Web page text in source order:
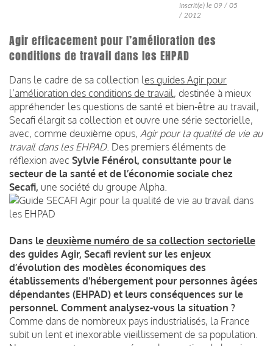
Inscrit(e) le 09 / 05
/ 2012
Agir efficacement pour l’amélioration des
conditions de travail dans les EHPAD
Dans le cadre de sa collection les guides Agir pour
l’amélioration des conditions de travail, destinée à mieux
appréhender les questions de santé et bien-être au travail,
Secafi élargit sa collection et ouvre une série sectorielle,
avec, comme deuxième opus, Agir pour la qualité de vie au
travail dans les EHPAD. Des premiers éléments de
réflexion avec Sylvie Fénérol, consultante pour le
secteur de la santé et de l’économie sociale chez
Secafi, une société du groupe Alpha.
Dans le deuxième numéro de sa collection sectorielle
des guides Agir, Secafi revient sur les enjeux
d’évolution des modèles économiques des
établissements d'hébergement pour personnes âgées
dépendantes (EHPAD) et leurs conséquences sur le
personnel. Comment analysez-vous la situation ?
Comme dans de nombreux pays industrialisés, la France
subit un lent et inexorable vieillissement de sa population.